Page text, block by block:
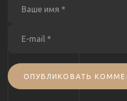
ОПУБЛИКОВАТЬ